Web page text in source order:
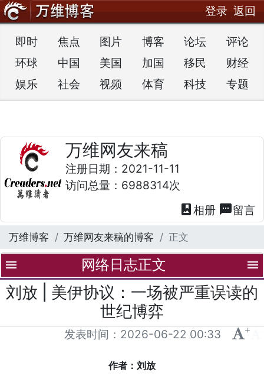
登录 返回
即时 焦点 图片 博客 论坛
评论
环球
中国 美国 加国 移民
财经
娱乐
社会 视频 体育 科技 专题
万维网友来稿
注册日期：2021-11-11
访问总量：6988314次
photo_album 相册 textsms留言
万维博客 万维网友来稿的博客 正文
menu 网络日志正文 menu
刘放 | 美伊协议：一场被严重误读的
世纪博弈
发表时间： 2026-06-22 00:33 +
作者：刘放